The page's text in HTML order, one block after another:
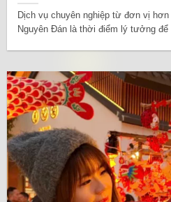
Dịch vụ chuyên nghiệp từ đơn vị
Nguyên Đán là thời điểm lý tưởng để